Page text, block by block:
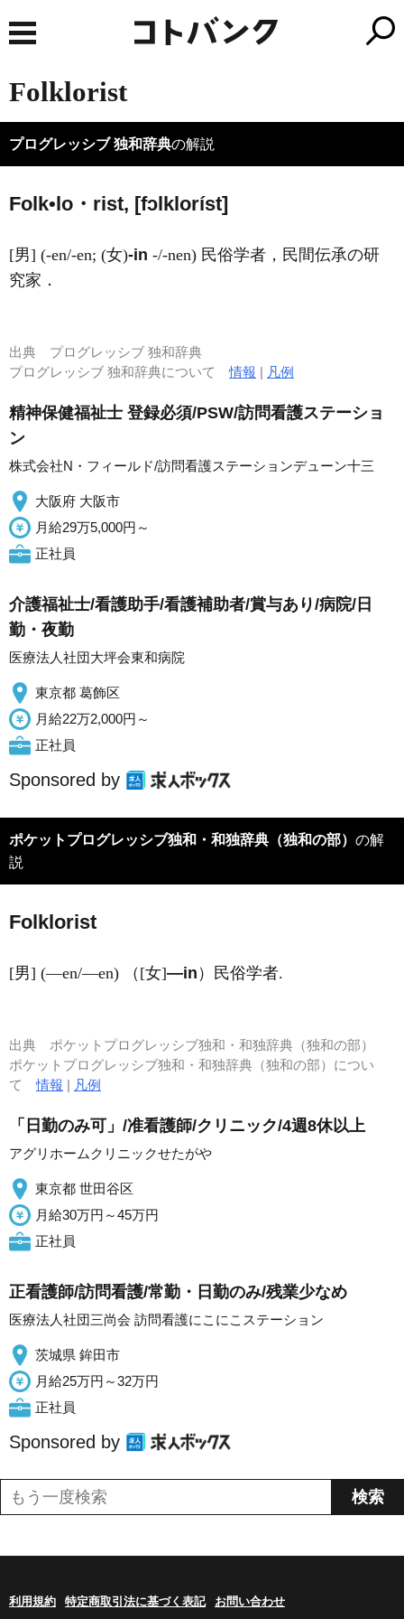
Folklorist
プログレッシブ 独和辞典の解説
Folk•lo・rist, [fɔlkloríst]
[男] (-en/-en; (女)-in -/-nen) 民俗学者，民間伝承の研
究家．
出典 プログレッシブ 独和辞典
プログレッシブ 独和辞典について情報 | 凡例
精神保健福祉士 登録必須/PSW/訪問看護ステーショ
ン
株式会社N・フィールド/訪問看護ステーションデューン十三
大阪府 大阪市
月給29万5,000円～
正社員
介護福祉士/看護助手/看護補助者/賞与あり/病院/日
勤・夜勤
医療法人社団大坪会東和病院
東京都 葛飾区
月給22万2,000円～
正社員
Sponsored by
ポケットプログレッシブ独和・和独辞典（独和の部） の解
説
Folklorist
[男] (―en/―en) （[女]―in ）民俗学者.
出典 ポケットプログレッシブ独和・和独辞典（独和の部）
ポケットプログレッシブ独和・和独辞典（独和の部）につい
て情報 | 凡例
「日勤のみ可」/准看護師/クリニック/4週8休以上
アグリホームクリニックせたがや
東京都 世田谷区
月給30万円～45万円
正社員
正看護師/訪問看護/常勤・日勤のみ/残業少なめ
医療法人社団三尚会 訪問看護にこにこステーション
茨城県 鉾田市
月給25万円～32万円
正社員
Sponsored by
利用規約 特定商取引法に基づく表記 お問い合わせ